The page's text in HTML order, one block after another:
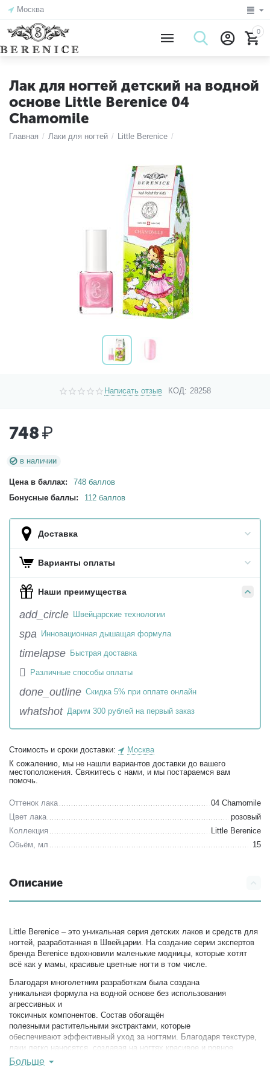
Москва
0
Лак для ногтей детский на водной
основе Little Berenice 04
Chamomile
Главная / Лаки для ногтей / Little Berenice /
Написать отзыв КОД: 28258
748₽
в наличии
Цена в баллах:
748 баллов
Бонусные баллы:
112 баллов
Доставка
Варианты оплаты
Наши преимущества
add_circle Швейцарские технологии
spa Инновационная дышащая формула
timelapse Быстрая доставка
 Различные способы оплаты
done_outline Скидка 5% при оплате онлайн
whatshot Дарим 300 рублей на первый заказ
Стоимость и сроки доставки:
Москва
К сожалению, мы не нашли вариантов доставки до вашего
местоположения. Свяжитесь с нами, и мы постараемся вам
помочь.
Оттенок лака
04 Chamomile
Цвет лака
розовый
Коллекция
Little Berenice
Обьём, мл
15
Описание
Little Berenice – это уникальная серия детских лаков и средств для
ногтей, разработанная в Швейцарии. На создание серии экспертов
бренда Berenice вдохновили маленькие модницы, которые хотят
всё как у мамы, красивые цветные ногти в том числе.
Благодаря многолетним разработкам была создана
уникальная формула на водной основе без использования
агрессивных и
токсичных компонентов. Состав обогащён
полезными растительными экстрактами, которые
обеспечивают эффективный уход за ногтями. Благодаря текстуре,
лаки легко наносятся, создавая на ногтях красивое и ровное
покрытие с изысканным сиянием. Один слой лака даёт
Больше